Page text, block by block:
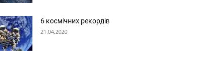
6 космічних рекордів
21.04.2020